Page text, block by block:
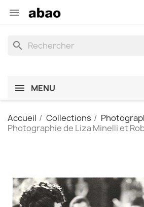

search
MENU
Accueil Collections
Photographie de Liza Minelli et